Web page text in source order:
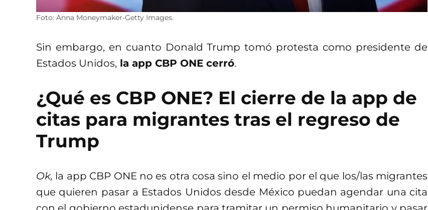
Foto: Anna Moneymaker-Getty Images.
Sin embargo, en cuanto Donald Trump tomó protesta como presidente de
Estados Unidos, la app CBP ONE cerró.
¿Qué es CBP ONE? El cierre de la app de
citas para migrantes tras el regreso de
Trump
Ok, la app CBP ONE no es otra cosa sino el medio por el que los/las migrantes
que quieren pasar a Estados Unidos desde México puedan agendar una cita